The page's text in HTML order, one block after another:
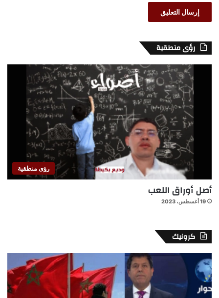
رؤى منطقية
رؤى منطقية
أصل أوراق اللعب
19 أغسطس، 2023
كرونيك